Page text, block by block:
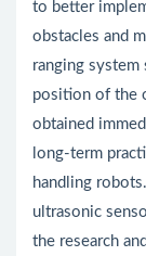
to better
obstacles and
ranging
position of the
obtained
long-term
handling
ultrasonic
the research